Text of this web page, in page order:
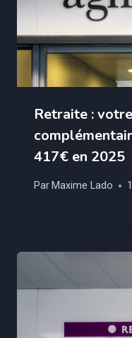
Retraite :
417€ en 2025
Par Maxime Lado